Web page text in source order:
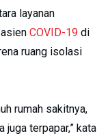
layanan
COVID-19 di
ruang isolasi
rumah sakitnya,
terpapar,” kata